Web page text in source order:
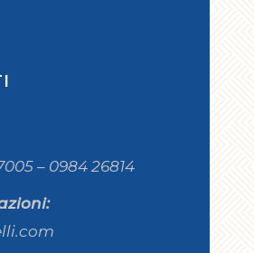
– 0984 26814